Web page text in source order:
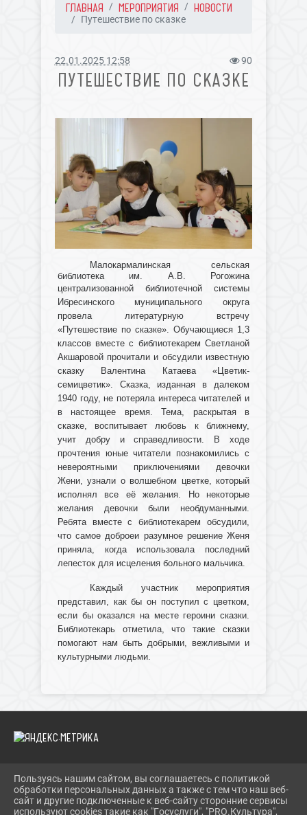
ГЛАВНАЯ МЕРОПРИЯТИЯ НОВОСТИ
Путешествие по сказке
22.01.2025 12:58 90
ПУТЕШЕСТВИЕ ПО СКАЗКЕ
Малокармалинская сельская
библиотека им. А.В. Рогожина
централизованной библиотечной системы
Ибресинского муниципального округа
провела литературную встречу
«Путешествие по сказке». Обучающиеся 1,3
классов вместе с библиотекарем Светланой
Акшаровой прочитали и обсудили известную
сказку Валентина Катаева «Цветик-
семицветик». Сказка, изданная в далеком
1940 году, не потеряла интереса читателей и
в настоящее время. Тема, раскрытая в
сказке, воспитывает любовь к ближнему,
учит добру и справедливости. В ходе
прочтения юные читатели познакомились с
невероятными приключениями девочки
Жени, узнали о волшебном цветке, который
исполнял все её желания. Но некоторые
желания девочки были необдуманными.
Ребята вместе с библиотекарем обсудили,
что самое доброеи разумное решение Женя
приняла, когда использовала последний
лепесток для исцеления больного мальчика.
Каждый участник мероприятия
представил, как бы он поступил с цветком,
если бы оказался на месте героини сказки.
Библиотекарь отметила, что такие сказки
помогают нам быть добрыми, вежливыми и
культурными людьми.
2026 Г. IBRBIB.RU
ВХОД
КАРТА САЙТА
Пользуясь нашим сайтом, вы соглашаетесь с политикой
обработки персональных данных а также с тем что наш веб-
сайт и другие подключенные к веб-сайту сторонние сервисы
используют cookies такие как "Госуслуги", "PRO.Культура",